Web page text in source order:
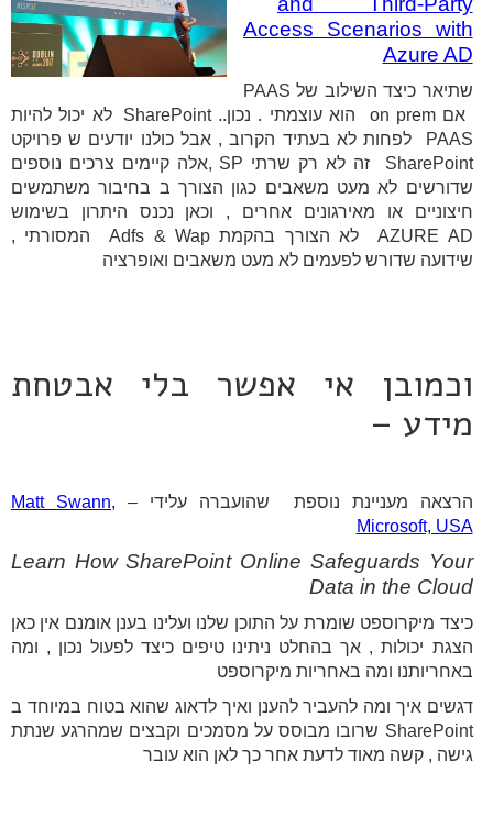
Access Scenarios with
Azure AD
שתיאר כיצד השילוב של PAAS
אם on prem הוא עוצמתי . נכון.. SharePoint לא יכול להיות
PAAS לפחות לא בעתיד הקרוב , אבל כולנו יודעים ש פרויקט
SharePoint זה לא רק שרתי SP ,אלה קיימים צרכים נוספים
שדורשים לא מעט משאבים כגון הצורך ב בחיבור משתמשים
חיצוניים או מאירגונים אחרים , וכאן נכנס היתרון בשימוש
AZURE AD לא הצורך בהקמת Adfs & Wap המסורתי ,
שידועה שדורש לפעמים לא מעט משאבים ואופרציה
וכמובן אי אפשר בלי אבטחת
מידע –
הרצאה מעניינת נוספת שהועברה עלידי – Matt Swann,
Microsoft, USA
Learn How SharePoint Online Safeguards Your
Data in the Cloud
כיצד מיקרוספט שומרת על התוכן שלנו ועלינו בענן אומנם אין כאן
הצגת יכולות , אך בהחלט ניתינו טיפים כיצד לפעול נכון , ומה
באחריותנו ומה באחריות מיקרוספט
דגשים איך ומה להעביר להענן ואיך לדאוג שהוא בטוח במיוחד ב
SharePoint שרובו מבוסס על מסמכים וקבצים שמהרגע שנתת
גישה , קשה מאוד לדעת אחר כך לאן הוא עובר